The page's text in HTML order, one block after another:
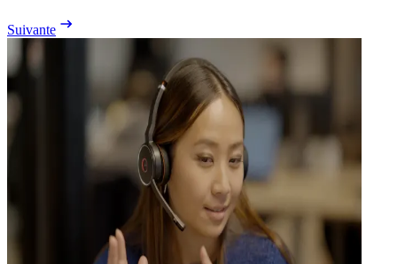
Suivante